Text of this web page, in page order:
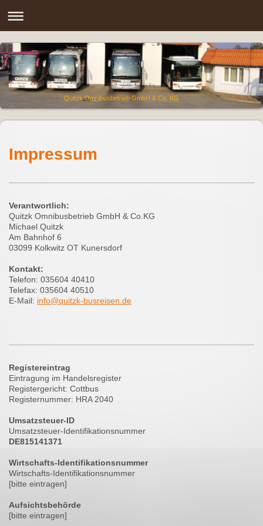
Quitzk Omnibusbetrieb GmbH & Co. KG
Impressum
Verantwortlich:
Quitzk Omnibusbetrieb GmbH & Co.KG
Michael Quitzk
Am Bahnhof 6
03099 Kolkwitz OT Kunersdorf
Kontakt:
Telefon: 035604 40410
Telefax: 035604 40510
E-Mail: info@quitzk-busreisen.de
Registereintrag
Eintragung im Handelsregister
Registergericht: Cottbus
Registernummer: HRA 2040
Umsatzsteuer-ID
Umsatzsteuer-Identifikationsnummer
DE815141371
Wirtschafts-Identifikationsnummer
Wirtschafts-Identifikationsnummer
[bitte eintragen]
Aufsichtsbehörde
[bitte eintragen]